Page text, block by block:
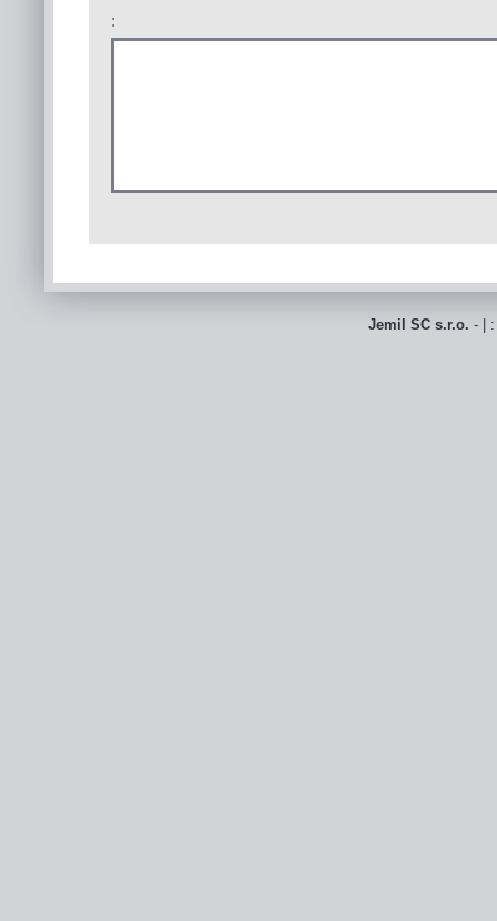
:
Jemil SC s.r.o. - |